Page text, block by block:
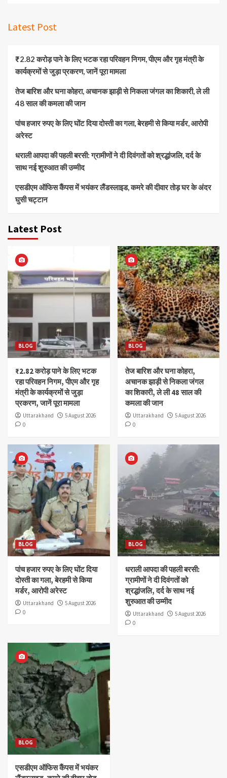
Latest Post
₹2.82 करोड़ पाने के लिए भटक रहा परिवहन निगम, पीएम और गृह मंत्री के
कार्यक्रमों से जुड़ा प्रकरण, जानें पूरा मामला
तेज बारिश और घना कोहरा, अचानक झाड़ी से निकला जंगल का शिकारी, ले ली
48 साल की कमला की जान
पांच हजार रुपए के लिए घोंट दिया दोस्ती का गला, बेरहमी से किया मर्डर, आरोपी
अरेस्ट
धराली आपदा की पहली बरसी: ग्रामीणों ने दी दिवंगतों को श्रद्धांजलि, दर्द के
साथ नई शुरुआत की उम्मीद
एसडीएम ऑफिस कैंपस में भयंकर लैंडस्लाइड, कमरे की दीवार तोड़ घर के अंदर
घुसी चट्टान
Latest Post
BLOG
₹2.82 करोड़ पाने के लिए भटक
रहा परिवहन निगम, पीएम और गृह
मंत्री के कार्यक्रमों से जुड़ा
प्रकरण, जानें पूरा मामला
Uttarakhand
5 August 2026
0
BLOG
तेज बारिश और घना कोहरा,
अचानक झाड़ी से निकला जंगल
का शिकारी, ले ली 48 साल की
कमला की जान
Uttarakhand
5 August 2026
0
BLOG
पांच हजार रुपए के लिए घोंट दिया
दोस्ती का गला, बेरहमी से किया
मर्डर, आरोपी अरेस्ट
Uttarakhand
5 August 2026
0
BLOG
धराली आपदा की पहली बरसी:
ग्रामीणों ने दी दिवंगतों को
श्रद्धांजलि, दर्द के साथ नई
शुरुआत की उम्मीद
Uttarakhand
5 August 2026
0
BLOG
एसडीएम ऑफिस कैंपस में भयंकर